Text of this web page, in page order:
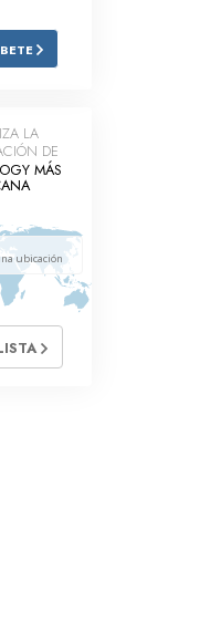
Laboral
LA
DE
MÁS